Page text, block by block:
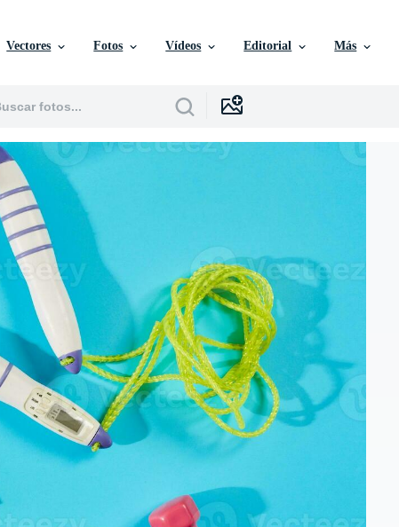
Vectores Fotos Vídeos Editorial Más